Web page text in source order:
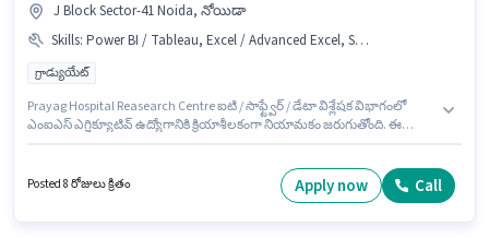
J Block Sector-41 Noida, నోయిడా
Skills: Power BI / Tableau, Excel / Advanced Excel, SQL, Communication
గ్రాడ్యుయేట్
Prayag Hospital Reasearch Centre ఐటి / సాఫ్ట్వేర్ / డేటా విశ్లేషక విభాగంలో
ఎంఐఎస్ ఎగ్జిక్యూటివ్ ఉద్యోగానికి క్రియాశీలకంగా నియామకం జరుగుతోంది. ఈ
Excel, Power BI / Tableau, Communication ఉండాలి. దరఖాస్తుదారులు కనీసం
గ్రాడ్యుయేట్ డిగ్రీ లేదా సర్టిఫికెట్ కలిగి ఉండాలి. ఈ ఉద్యోగం 5 - 6 ఏళ్లు సంవత్సరాల
Posted 8 రోజులు క్రితం Apply now Call